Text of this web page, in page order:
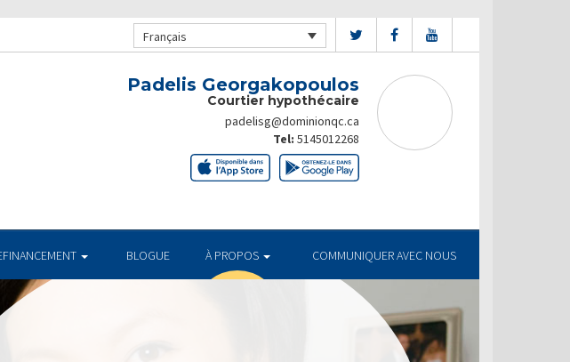
Français
Padelis Georgakopoulos
Courtier hypothécaire
padelisg@dominionqc.ca
Tel: 5145012268
BLOGUE À PROPOS COMMUNIQUER AVEC NOUS